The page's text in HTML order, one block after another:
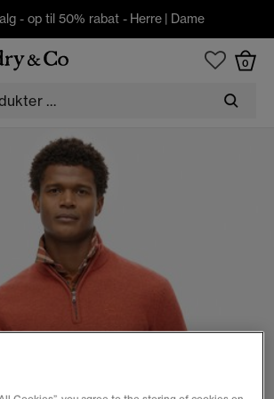
- op til 50% rabat - Herre | Dame
0